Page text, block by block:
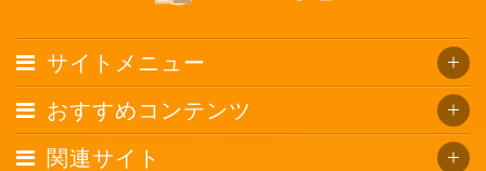
サイトメニュー
おすすめコンテンツ
関連サイト